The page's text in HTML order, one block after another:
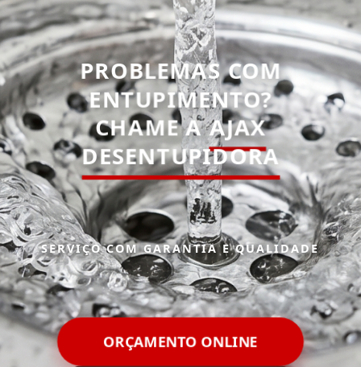
PROBLEMAS COM
ENTUPIMENTO?
CHAME AAJAX
DESENTUPIDORA
SERVIÇO COM GARANTIA E QUALIDADE
ORÇAMENTO ONLINE